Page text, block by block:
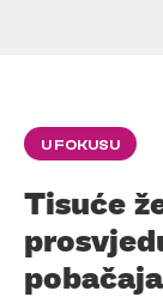
U FOKUSU
Tisuće
pobačaja